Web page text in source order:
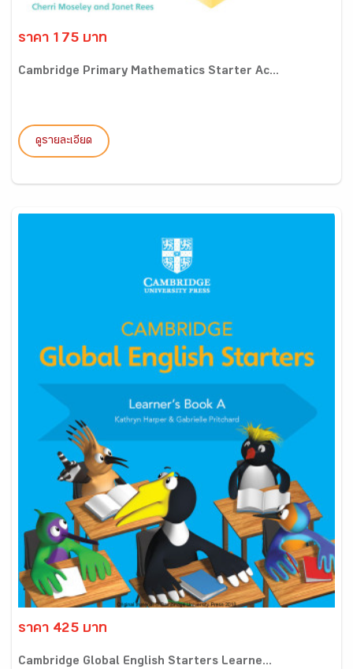
ราคา 175 บาท
Cambridge Primary Mathematics Starter Ac...
ดูรายละเอียด
ราคา 425 บาท
Cambridge Global English Starters Learne...